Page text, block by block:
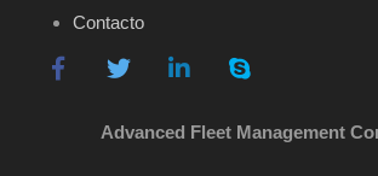
Contacto
Advanced Fleet Management